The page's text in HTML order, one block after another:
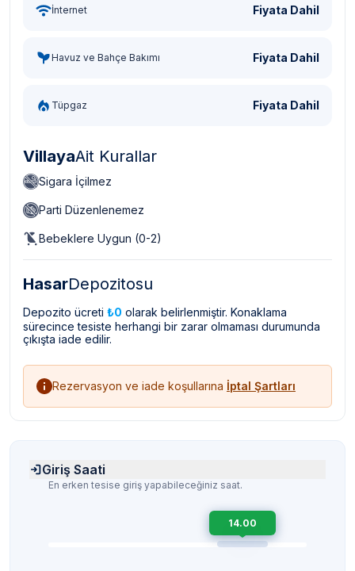
İnternet Fiyata Dahil
Havuz ve Bahçe Bakımı Fiyata Dahil
Tüpgaz Fiyata Dahil
VillayaAit Kurallar
Sigara İçilmez
Parti Düzenlenemez
Bebeklere Uygun (0-2)
HasarDepozitosu
Depozito ücreti ₺0 olarak belirlenmiştir. Konaklama
sürecince tesiste herhangi bir zarar olmaması durumunda
çıkışta iade edilir.
Rezervasyon ve iade koşullarına İptal Şartları
Giriş Saati
En erken tesise giriş yapabileceğiniz saat.
14.00